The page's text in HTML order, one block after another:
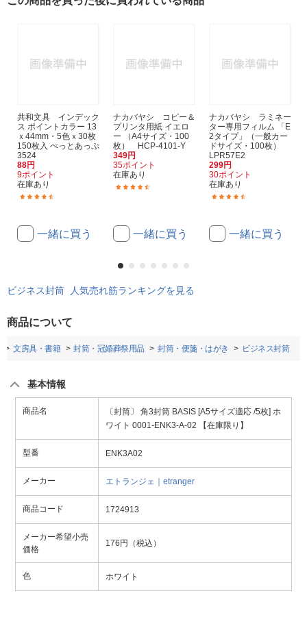
共和文具 インデック
ス ポイントカラー 13
ｘ44mm・5色ｘ30枚
150枚入 ぺっとあっぷ
3524
88円
9ポイント
在庫あり
一緒に買う
ナカバヤシ コピー＆
プリンタ用紙 イエロ
ー （A4サイズ・100
枚） HCP-4101-Y
349円
35ポイント
在庫あり
一緒に買う
ナカバヤシ ラミネー
ター専用フィルム 「E
2タイプ」（一般カー
ドサイズ・100枚）
LPR57E2
299円
30ポイント
在庫あり
一緒に買う
ビジネス封筒 人気売れ筋ランキングを見る
商品について
文房具・書籍 封筒・冠婚葬祭用品 封筒・便箋・はがき ビジネス封筒
基本情報
商品名
〔封筒〕 角3封筒 BASIS [A5サイズ適応 /5枚] ホ
ワイト 0001-ENK3-A-02 【在庫限り】
型番 ENK3A02
メーカー エトランジェ｜etranger
商品コード 1724913
メーカー希望小売
価格
176円（税込）
色 ホワイト